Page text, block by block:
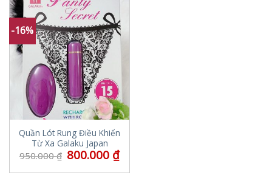
-16%
Quần Lót Rung Điều Khiển
Từ Xa Galaku Japan
950.000₫ 800.000 ₫